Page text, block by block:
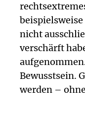
nicht
verschärft
Bewusstsein.
werden –